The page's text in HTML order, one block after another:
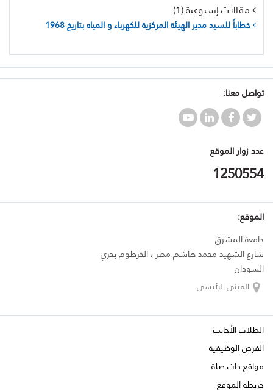
مقالات إسبوعية (1)
خطاباً للسيد مدير الهيئة المركزية للكهرباء و المياه بتاريخ 1968
تواصل معنا:
عدد زوار الموقع
1250554
الموقع:
جامعة المشرق
شارع الشهيد محمد هاشم مطر ، الخرطوم بحري
السودان
المبنى الرئيسي
الطلاب الأجانب
الفرص الوظيفية
مواقع ذات صلة
خريطة الموقع